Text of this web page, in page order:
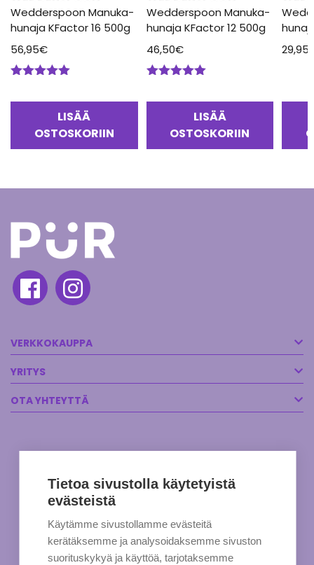
Wedderspoon Manuka-
hunaja KFactor 16 500g
56,95€
LISÄÄ
OSTOSKORIIN
Wedderspoon Manuka-
hunaja KFactor 12 500g
46,50€
LISÄÄ
OSTOSKORIIN
29,95
VERKKOKAUPPA
YRITYS
OTA YHTEYTTÄ
Tietoa sivustolla käytetyistä
evästeistä
Käytämme sivustollamme evästeitä
kerätäksemme ja analysoidaksemme sivuston
suorituskykyä ja käyttöä, tarjotaksemme